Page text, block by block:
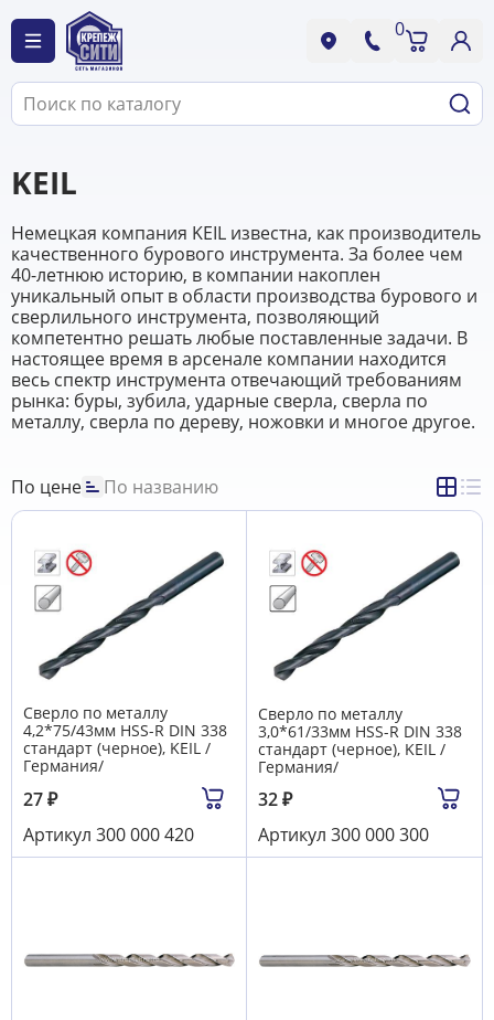
0
KEIL
Немецкая компания KEIL известна, как производитель
качественного бурового инструмента. За более чем
40-летнюю историю, в компании накоплен
уникальный опыт в области производства бурового и
сверлильного инструмента, позволяющий
компетентно решать любые поставленные задачи. В
настоящее время в арсенале компании находится
весь спектр инструмента отвечающий требованиям
рынка: буры, зубила, ударные сверла, сверла по
металлу, сверла по дереву, ножовки и многое другое.
По цене По названию
Сверло по металлу
4,2*75/43мм HSS-R DIN 338
стандарт (черное), KEIL /
Германия/
27₽
Артикул 300 000 420
Сверло по металлу
3,0*61/33мм HSS-R DIN 338
стандарт (черное), KEIL /
Германия/
32₽
Артикул 300 000 300